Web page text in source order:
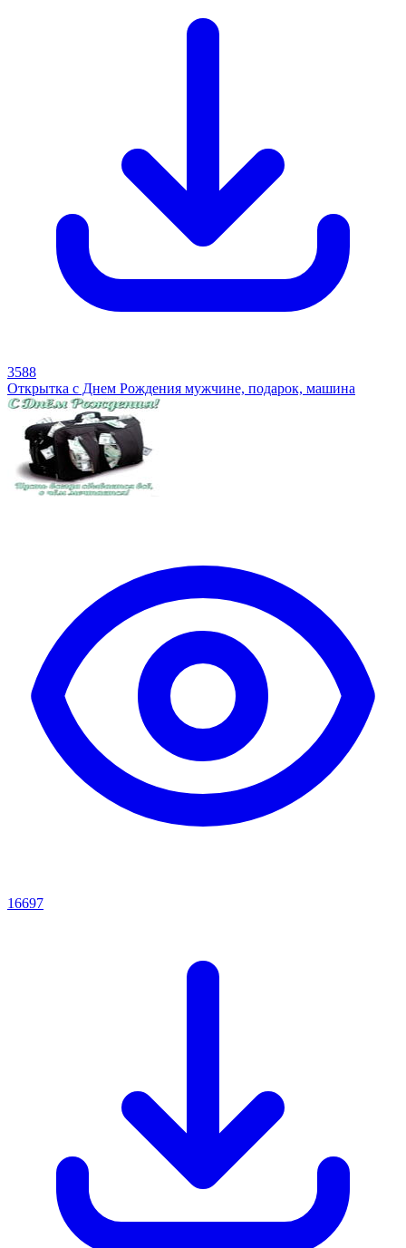
3588
Открытка с Днем Рождения мужчине, подарок, машина
16697